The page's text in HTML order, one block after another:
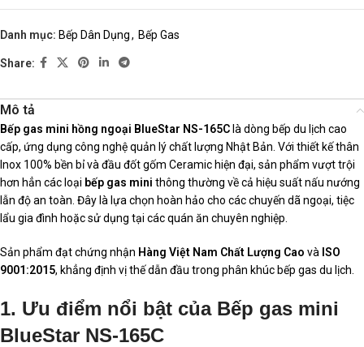
Danh mục: Bếp Dân Dụng, Bếp Gas
Share:
Mô tả
Bếp gas mini hồng ngoại BlueStar NS-165C là dòng bếp du lịch cao
cấp, ứng dụng công nghệ quản lý chất lượng Nhật Bản. Với thiết kế thân
Inox 100% bền bỉ và đầu đốt gốm Ceramic hiện đại, sản phẩm vượt trội
hơn hẳn các loại bếp gas mini thông thường về cả hiệu suất nấu nướng
lẫn độ an toàn. Đây là lựa chọn hoàn hảo cho các chuyến dã ngoại, tiệc
lẩu gia đình hoặc sử dụng tại các quán ăn chuyên nghiệp.
Sản phẩm đạt chứng nhận Hàng Việt Nam Chất Lượng Cao và ISO
9001:2015, khẳng định vị thế dẫn đầu trong phân khúc bếp gas du lịch.
1. Ưu điểm nổi bật của Bếp gas mini
BlueStar NS-165C